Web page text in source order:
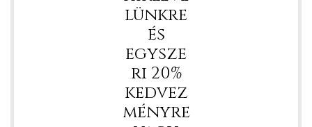
lünkre
és
egysze
ri 20%
kedvez
ményre